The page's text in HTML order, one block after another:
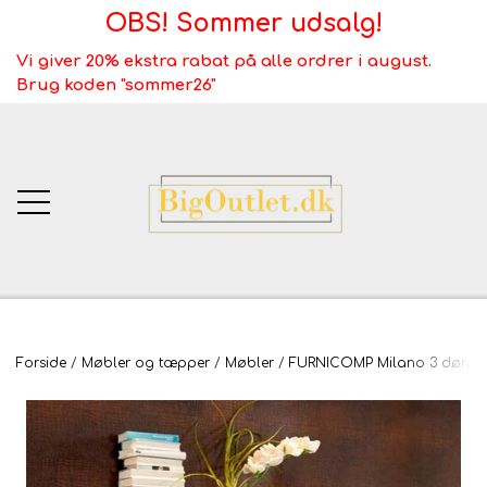
OBS! Sommer udsalg!
Vi giver 20% ekstra rabat på alle ordrer i august.
Brug koden "sommer26"
BigOutlet.dk
TÆPPER
Webshop ALT
Forside Møbler og tæpper Møbler FURNICOMP Milano 3 dørs